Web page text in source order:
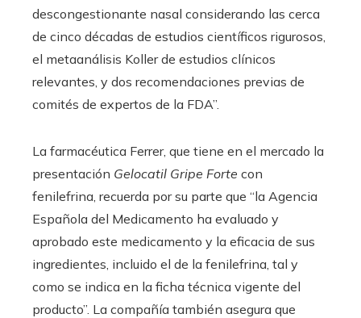
descongestionante nasal considerando las cerca
de cinco décadas de estudios científicos rigurosos,
el metaanálisis Koller de estudios clínicos
relevantes, y dos recomendaciones previas de
comités de expertos de la FDA”.
La farmacéutica Ferrer, que tiene en el mercado la
presentación Gelocatil Gripe Forte con
fenilefrina, recuerda por su parte que “la Agencia
Española del Medicamento ha evaluado y
aprobado este medicamento y la eficacia de sus
ingredientes, incluido el de la fenilefrina, tal y
como se indica en la ficha técnica vigente del
producto”. La compañía también asegura que